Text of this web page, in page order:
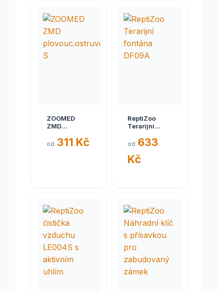
ZOOMED
ZMD
S
od 311 Kč
ReptiZoo
Terarijní
DF09A
od 633
Kč